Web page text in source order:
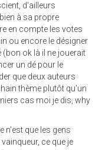
d'ailleurs
à sa propre
en compte les votes
ou encore le désigner
(bon ok là il ne jouerait
un dé pour le
que deux auteurs
thème plutôt qu'un
cas moi je dis, why
n'est que les gens
ce que je